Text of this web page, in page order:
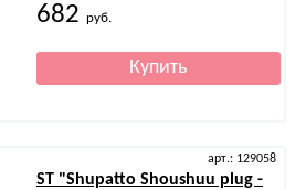
682 руб.
арт.: 129058
ST"Shupatto Shoushuu plug -